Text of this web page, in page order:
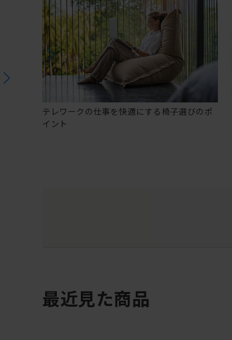
テレワークの仕事を快適にする椅子選びのポ
イント
最近見た商品